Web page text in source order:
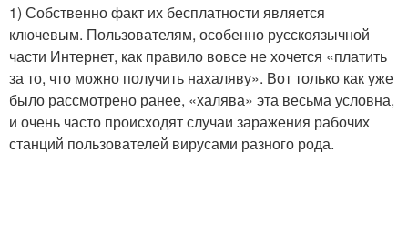
1) Собственно факт их бесплатности является
ключевым. Пользователям, особенно русскоязычной
части Интернет, как правило вовсе не хочется «платить
за то, что можно получить нахаляву». Вот только как уже
было рассмотрено ранее, «халява» эта весьма условна,
и очень часто происходят случаи заражения рабочих
станций пользователей вирусами разного рода.